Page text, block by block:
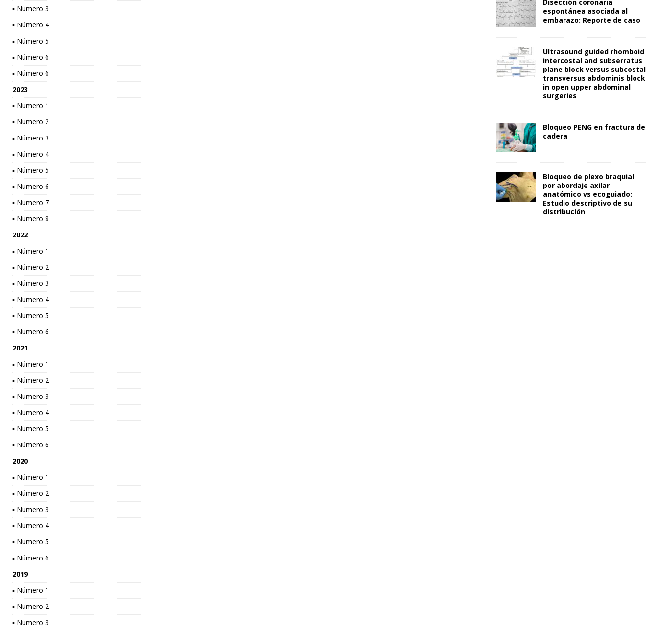
▪ Número 3
▪ Número 4
▪ Número 5
▪ Número 6
▪ Número 6
2023
▪ Número 1
▪ Número 2
▪ Número 3
▪ Número 4
▪ Número 5
▪ Número 6
▪ Número 7
▪ Número 8
2022
▪ Número 1
▪ Número 2
▪ Número 3
▪ Número 4
▪ Número 5
▪ Número 6
2021
▪ Número 1
▪ Número 2
▪ Número 3
▪ Número 4
▪ Número 5
▪ Número 6
2020
▪ Número 1
▪ Número 2
▪ Número 3
▪ Número 4
▪ Número 5
▪ Número 6
2019
▪ Número 1
▪ Número 2
▪ Número 3
Disección coronaria
espontánea asociada al
embarazo: Reporte de caso
Ultrasound guided rhomboid
intercostal and subserratus
plane block versus subcostal
transversus abdominis block
in open upper abdominal
surgeries
Bloqueo PENG en fractura de
cadera
Bloqueo de plexo braquial
por abordaje axilar
anatómico vs ecoguiado:
Estudio descriptivo de su
distribución